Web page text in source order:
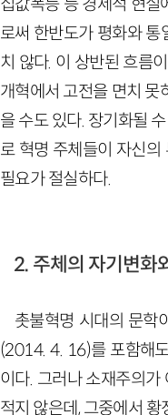
로써 한반도가 평화와
치 않다. 이 상반된 흐름
개혁에서 고전을 면치 못
을 수도 있다. 장기화될
로 혁명 주체들이 자신
필요가 절실하다.
2. 주체의 자기변화
촛불혁명 시대의 문학
(2014. 4. 16)를 포함해
이다. 그러나 소재주의
적지 않은데, 그중에서 황